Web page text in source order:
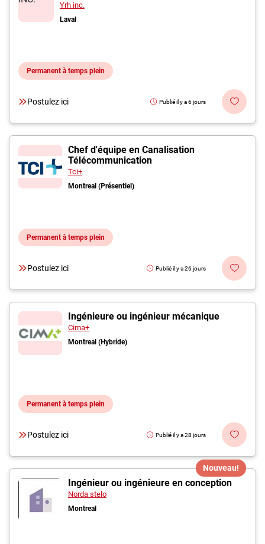
Yrh inc.
Laval
Permanent à temps plein
Postulez ici Publié il y a 6 jours
Chef d'équipe en Canalisation
Télécommunication
Tci+
Montreal (Présentiel)
Permanent à temps plein
Postulez ici Publié il y a 26 jours
Ingénieure ou ingénieur mécanique
Cima+
Montreal (Hybride)
Permanent à temps plein
Postulez ici Publié il y a 28 jours
Nouveau!
Ingénieur ou ingénieure en conception
Norda stelo
Montreal